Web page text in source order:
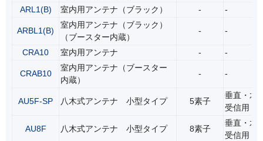
ARL1(B) 室内用アンテナ（ブラック） - -
ARBL1(B)
室内用アンテナ（ブラック）
（ブースター内蔵）
- -
CRA10 室内用アンテナ - -
CRAB10
室内用アンテナ（ブースター
内蔵）
- -
AU5F-SP 八木式アンテナ 小型タイプ 5素子
垂直・水
受信用
AU8F 八木式アンテナ 小型タイプ 8素子
垂直・水
受信用